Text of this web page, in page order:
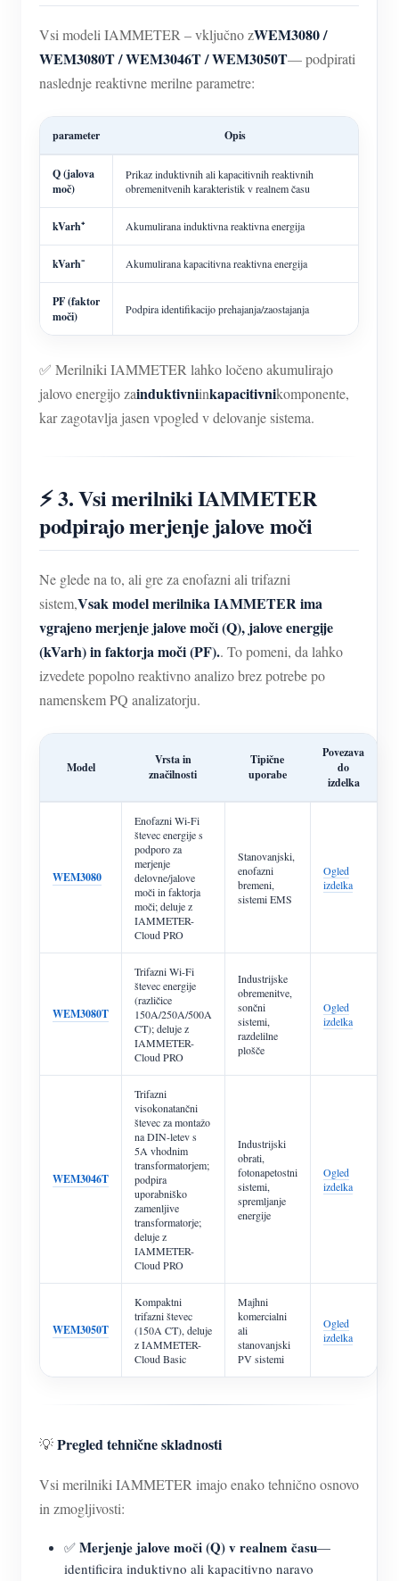
Vsi modeli IAMMETER – vključno zWEM3080 /
WEM3080T / WEM3046T / WEM3050T— podpirati
naslednje reaktivne merilne parametre:
parameter Opis
Q (jalova
moč)
Prikaz induktivnih ali kapacitivnih reaktivnih
obremenitvenih karakteristik v realnem času
kVarh⁺ Akumulirana induktivna reaktivna energija
kVarh⁻ Akumulirana kapacitivna reaktivna energija
PF (faktor
moči)
Podpira identifikacijo prehajanja/zaostajanja
✅ Merilniki IAMMETER lahko ločeno akumulirajo
jalovo energijo zainduktivniinkapacitivnikomponente,
kar zagotavlja jasen vpogled v delovanje sistema.
⚡ 3. Vsi merilniki IAMMETER
podpirajo merjenje jalove moči
Ne glede na to, ali gre za enofazni ali trifazni
sistem,Vsak model merilnika IAMMETER ima
vgrajeno merjenje jalove moči (Q), jalove energije
(kVarh) in faktorja moči (PF).. To pomeni, da lahko
izvedete popolno reaktivno analizo brez potrebe po
namenskem PQ analizatorju.
Model
Vrsta in
značilnosti
Tipične
uporabe
Povezava
do
izdelka
WEM3080
Enofazni Wi-Fi
števec energije s
podporo za
merjenje
delovne/jalove
moči in faktorja
moči; deluje z
IAMMETER-
Cloud PRO
Stanovanjski,
enofazni
bremeni,
sistemi EMS
Ogled
izdelka
WEM3080T
Trifazni Wi-Fi
števec energije
(različice
150A/250A/500A
CT); deluje z
IAMMETER-
Cloud PRO
Industrijske
obremenitve,
sončni
sistemi,
razdelilne
plošče
Ogled
izdelka
WEM3046T
Trifazni
visokonatančni
števec za montažo
na DIN-letev s
5A vhodnim
transformatorjem;
podpira
uporabniško
zamenljive
transformatorje;
deluje z
IAMMETER-
Cloud PRO
Industrijski
obrati,
fotonapetostni
sistemi,
spremljanje
energije
Ogled
izdelka
WEM3050T
Kompaktni
trifazni števec
(150A CT), deluje
z IAMMETER-
Cloud Basic
Majhni
komercialni
ali
stanovanjski
PV sistemi
Ogled
izdelka
💡Pregled tehnične skladnosti
Vsi merilniki IAMMETER imajo enako tehnično osnovo
in zmogljivosti:
✅ Merjenje jalove moči (Q) v realnem času—
identificira induktivno ali kapacitivno naravo